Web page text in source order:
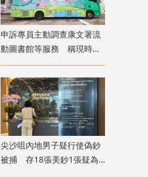
申訴專員主動調查康文署流
動圖書館等服務 稱現時使
用人次參差
尖沙咀內地男子疑行使偽鈔
被捕 存18張美鈔1張疑為